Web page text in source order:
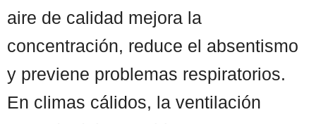
aire de calidad mejora la
concentración, reduce el absentismo
y previene problemas respiratorios.
En climas cálidos, la ventilación